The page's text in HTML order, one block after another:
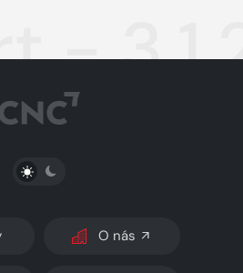
-
PŘEPNOUT SVĚTLÝ/TMAVÝ REŽIM
O nás